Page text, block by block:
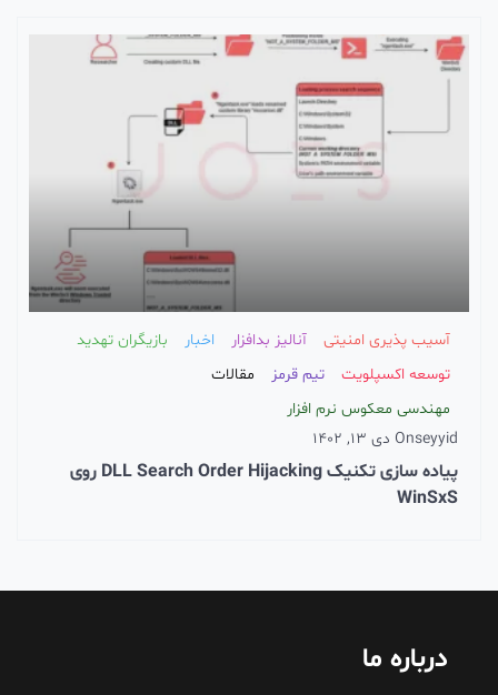
آسیب پذیری امنیتی آنالیز بدافزار اخبار
بازیگران تهدید
توسعه اکسپلویت
تیم قرمز
مقالات
مهندسی معکوس نرم افزار
seyyid
On دی 13, 1402
پیاده سازی تکنیک DLL Search Order Hijacking روی
WinSxS
درباره ما